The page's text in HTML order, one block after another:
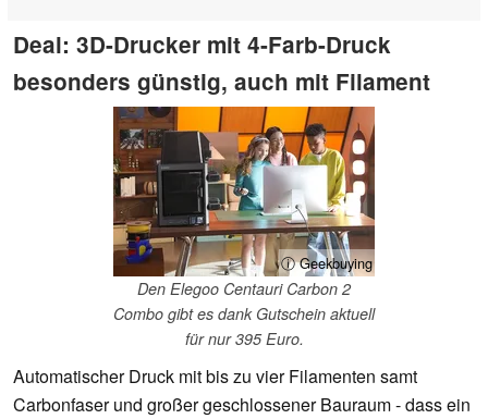
Deal: 3D-Drucker mit 4-Farb-Druck
besonders günstig, auch mit Filament
ⓘ Geekbuying
Den Elegoo Centauri Carbon 2
Combo gibt es dank Gutschein aktuell
für nur 395 Euro.
Automatischer Druck mit bis zu vier Filamenten samt
Carbonfaser und großer geschlossener Bauraum - dass ein